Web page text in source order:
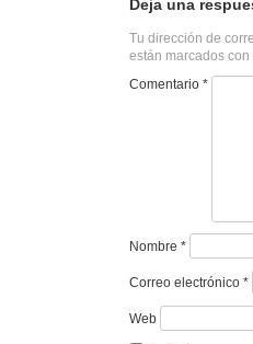
Deja una
Tu dirección de
están marcados con
Comentario *
Nombre *
Correo electrónico *
Web